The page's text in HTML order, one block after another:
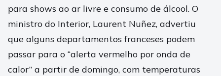
para shows ao ar livre e consumo de álcool. O
ministro do Interior, Laurent Nuñez, advertiu
que alguns departamentos franceses podem
passar para o “alerta vermelho por onda de
calor” a partir de domingo, com temperaturas